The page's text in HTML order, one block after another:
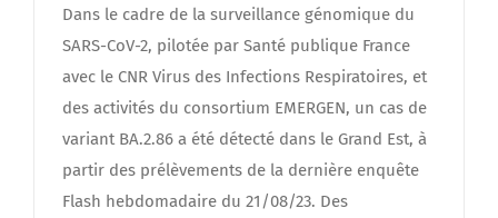
Dans le cadre de la surveillance génomique du
SARS-CoV-2, pilotée par Santé publique France
avec le CNR Virus des Infections Respiratoires, et
des activités du consortium EMERGEN, un cas de
variant BA.2.86 a été détecté dans le Grand Est, à
partir des prélèvements de la dernière enquête
Flash hebdomadaire du 21/08/23. Des